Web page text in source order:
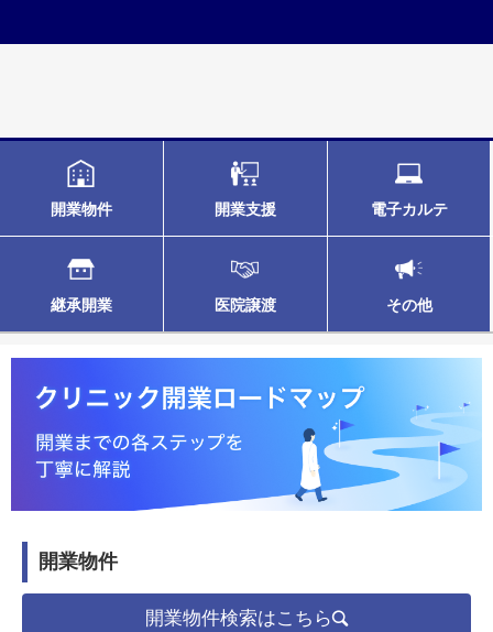
開業物件 開業支援 電子カルテ
継承開業 医院譲渡 その他
開業物件
開業物件検索はこちら